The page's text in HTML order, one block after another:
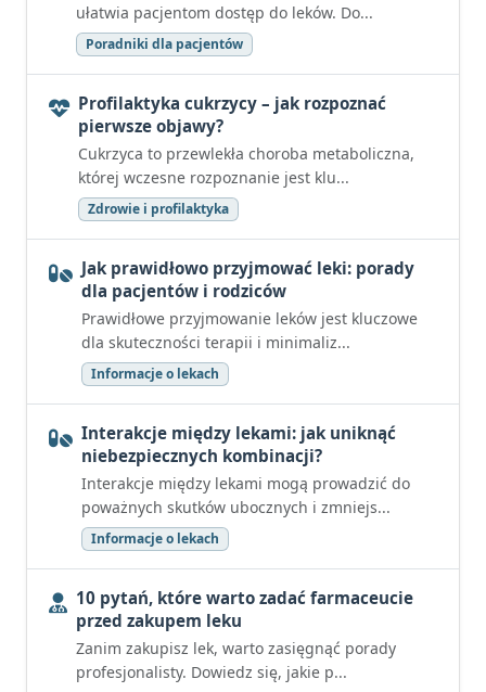
ułatwia pacjentom dostęp do leków. Do...
Poradniki dla pacjentów
Profilaktyka cukrzycy – jak rozpoznać
pierwsze objawy?
Cukrzyca to przewlekła choroba metaboliczna,
której wczesne rozpoznanie jest klu...
Zdrowie i profilaktyka
Jak prawidłowo przyjmować leki: porady
dla pacjentów i rodziców
Prawidłowe przyjmowanie leków jest kluczowe
dla skuteczności terapii i minimaliz...
Informacje o lekach
Interakcje między lekami: jak uniknąć
niebezpiecznych kombinacji?
Interakcje między lekami mogą prowadzić do
poważnych skutków ubocznych i zmniejs...
Informacje o lekach
10 pytań, które warto zadać farmaceucie
przed zakupem leku
Zanim zakupisz lek, warto zasięgnąć porady
profesjonalisty. Dowiedz się, jakie p...